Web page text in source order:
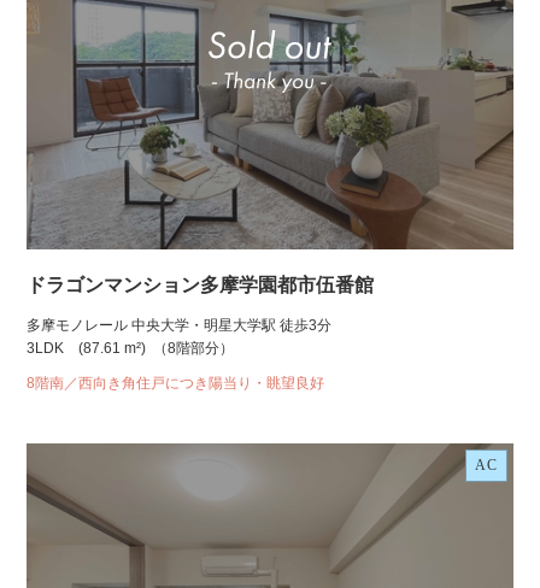
ドラゴンマンション多摩学園都市伍番館
多摩モノレール 中央大学・明星大学駅 徒歩3分
3LDK
(87.61 m²) （8階部分）
8階南／西向き角住戸につき陽当り・眺望良好
AC